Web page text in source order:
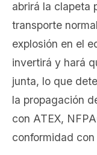
abrirá la clapeta
transporte
explosión en el
invertirá y hará
junta, lo que
la propagación
con ATEX,
conformidad con